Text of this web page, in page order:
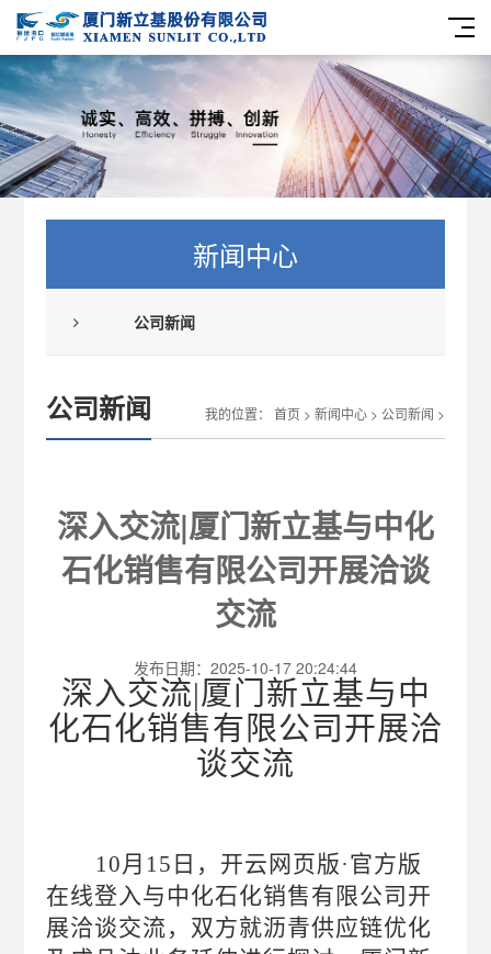
新闻中心
公司新闻
公司新闻 我的位置： 首页> 新闻中心> 公司新闻 >
深入交流|厦门新立基与中化
石化销售有限公司开展洽谈
交流
发布日期：2025-10-17 20:24:44
深入交流|厦门新立基与中
化石化销售有限公司开展洽
谈交流
10月15日，开云网页版·官方版
在线登入与中化石化销售有限公司开
展洽谈交流，双方就沥青供应链优化